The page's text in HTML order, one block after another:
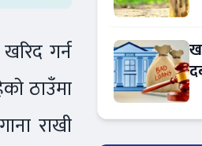
गर्न
ठाउँमा
राखी